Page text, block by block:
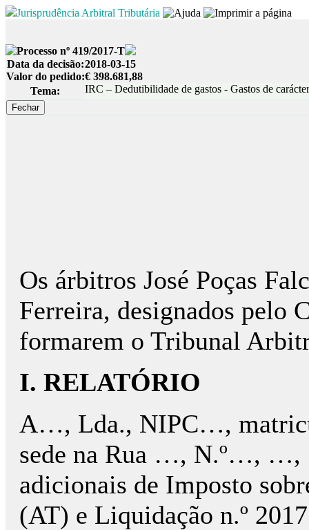
Jurisprudência Arbitral Tributária
Processo nº 419/2017-T
Data da decisão:2018-03-15
Valor do pedido:€ 398.681,88
Tema:
IRC – Dedutibilidade de gastos - Gastos de
Os árbitros José Poças
Ferreira, designados pelo
formarem o Tribunal
I. RELATÓRIO
A…, Lda., NIPC…,
sede na Rua …, N.º…, …,
adicionais de Imposto
(AT) e Liquidação n.º